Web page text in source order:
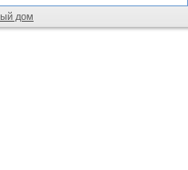
дом